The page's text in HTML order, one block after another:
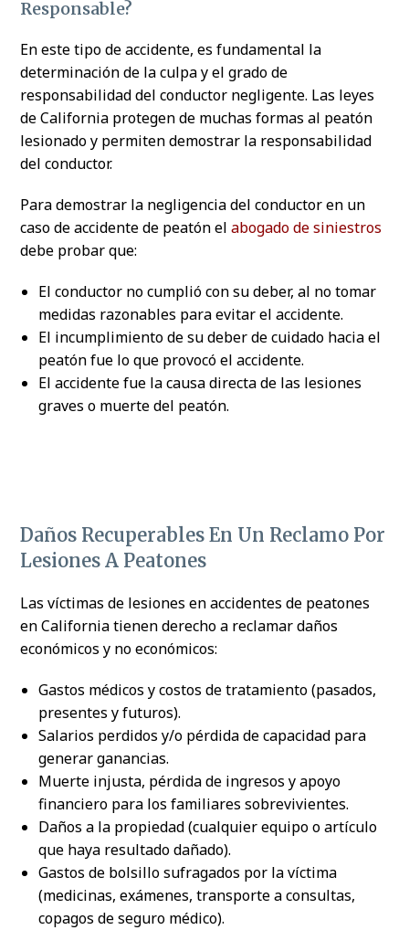
Responsable?
En este tipo de accidente, es fundamental la
determinación de la culpa y el grado de
responsabilidad del conductor negligente. Las leyes
de California protegen de muchas formas al peatón
lesionado y permiten demostrar la responsabilidad
del conductor.
Para demostrar la negligencia del conductor en un
caso de accidente de peatón elabogado de siniestros
debe probar que:
El conductor no cumplió con su deber, al no tomar
medidas razonables para evitar el accidente.
El incumplimiento de su deber de cuidado hacia el
peatón fue lo que provocó el accidente.
El accidente fue la causa directa de las lesiones
graves o muerte del peatón.
Daños Recuperables En Un Reclamo Por
Lesiones A Peatones
Las víctimas de lesiones en accidentes de peatones
en California tienen derecho a reclamar daños
económicos y no económicos:
Gastos médicos y costos de tratamiento (pasados,
presentes y futuros).
Salarios perdidos y/o pérdida de capacidad para
generar ganancias.
Muerte injusta, pérdida de ingresos y apoyo
financiero para los familiares sobrevivientes.
Daños a la propiedad (cualquier equipo o artículo
que haya resultado dañado).
Gastos de bolsillo sufragados por la víctima
(medicinas, exámenes, transporte a consultas,
copagos de seguro médico).